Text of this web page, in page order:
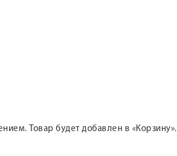
Товар будет добавлен в «Корзину».